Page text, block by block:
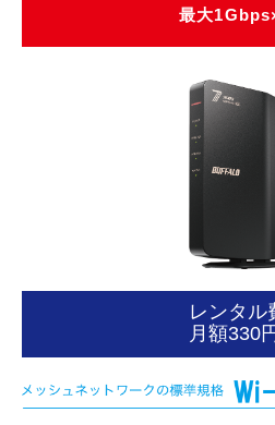
最大
レンタル
月額330